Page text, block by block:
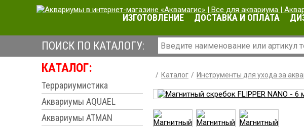
ИЗГОТОВЛЕНИЕ ДОСТАВКА И ОПЛАТА
ПОИСК ПО КАТАЛОГУ:
КАТАЛОГ:
Террариумистика
Аквариумы AQUAEL
Аквариумы ATMAN
Каталог Инструменты для ухода за